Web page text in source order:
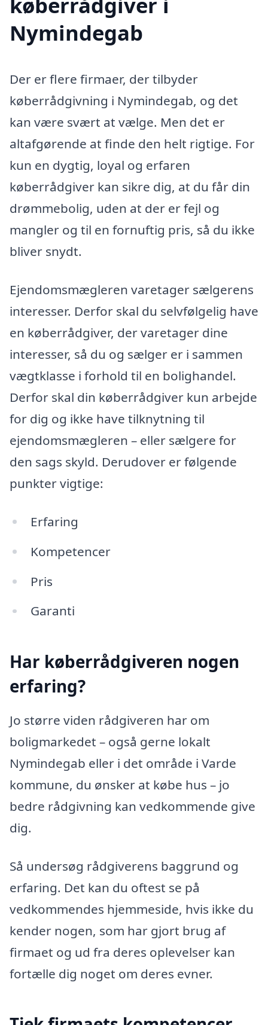
Nymindegab
Der er flere firmaer, der tilbyder
køberrådgivning i Nymindegab, og det
kan være svært at vælge. Men det er
altafgørende at finde den helt rigtige. For
kun en dygtig, loyal og erfaren
køberrådgiver kan sikre dig, at du får din
drømmebolig, uden at der er fejl og
mangler og til en fornuftig pris, så du ikke
bliver snydt.
Ejendomsmægleren varetager sælgerens
interesser. Derfor skal du selvfølgelig have
en køberrådgiver, der varetager dine
interesser, så du og sælger er i sammen
vægtklasse i forhold til en bolighandel.
Derfor skal din køberrådgiver kun arbejde
for dig og ikke have tilknytning til
ejendomsmægleren – eller sælgere for
den sags skyld. Derudover er følgende
punkter vigtige:
Erfaring
Kompetencer
Pris
Garanti
Har køberrådgiveren nogen
erfaring?
Jo større viden rådgiveren har om
boligmarkedet – også gerne lokalt
Nymindegab eller i det område i Varde
kommune, du ønsker at købe hus – jo
bedre rådgivning kan vedkommende give
dig.
Så undersøg rådgiverens baggrund og
erfaring. Det kan du oftest se på
vedkommendes hjemmeside, hvis ikke du
kender nogen, som har gjort brug af
firmaet og ud fra deres oplevelser kan
fortælle dig noget om deres evner.